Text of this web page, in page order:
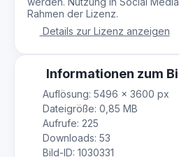
Rahmen der Lizenz.
Details zur Lizenz anzeigen
Informationen zum
Auflösung: 5496 × 3600 px
Dateigröße: 0,85 MB
Aufrufe: 225
Downloads: 53
Bild-ID: 1030331